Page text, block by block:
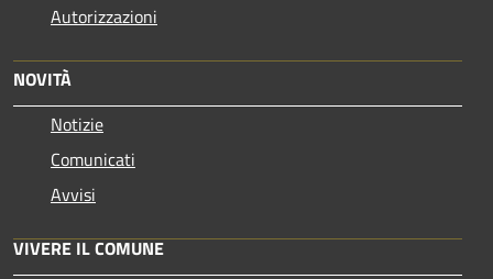
Autorizzazioni
NOVITÀ
Notizie
Comunicati
Avvisi
VIVERE IL COMUNE